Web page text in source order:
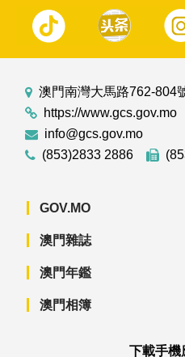
澳門南灣大馬路762-804
https://www.gcs.gov.mo
info@gcs.gov.mo
(853)2833 2886
GOV.MO
澳門雜誌
澳門年鑑
澳門相簿
下載手機